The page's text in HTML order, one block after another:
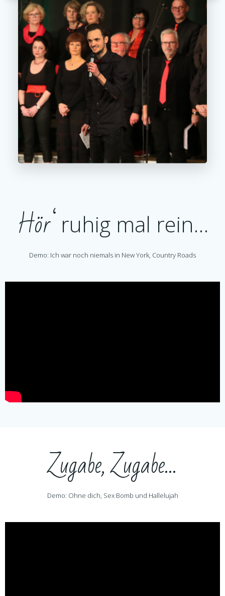
Hör‘ ruhig mal rein…
Demo: Ich war noch niemals in New York, Country Roads
Zugabe, Zugabe…
Demo: Ohne dich, Sex Bomb und Hallelujah